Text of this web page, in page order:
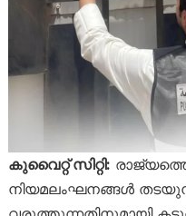
കുവൈറ്റ് സിറ്റി:
നിയമലംഘനങ്ങൾ